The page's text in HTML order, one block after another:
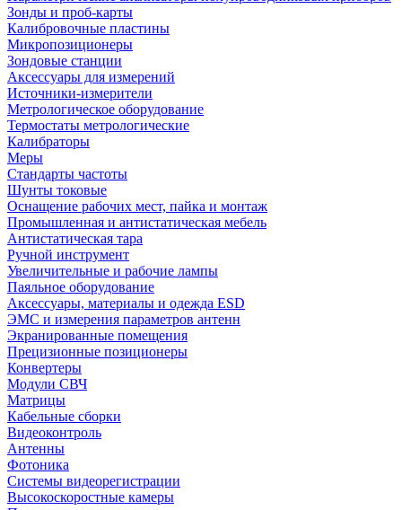
Зонды и проб-карты
Калибровочные пластины
Микропозиционеры
Зондовые станции
Аксессуары для измерений
Источники-измерители
Метрологическое оборудование
Термостаты метрологические
Калибраторы
Меры
Стандарты частоты
Шунты токовые
Оснащение рабочих мест, пайка и монтаж
Промышленная и антистатическая мебель
Антистатическая тара
Ручной инструмент
Увеличительные и рабочие лампы
Паяльное оборудование
Аксессуары, материалы и одежда ESD
ЭМС и измерения параметров антенн
Экранированные помещения
Прецизионные позиционеры
Конвертеры
Модули СВЧ
Матрицы
Кабельные сборки
Видеоконтроль
Антенны
Фотоника
Cистемы видеорегистрации
Высокоскоростные камеры